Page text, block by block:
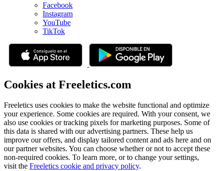
Facebook
Instagram
YouTube
TikTok
Cookies at Freeletics.com
Freeletics uses cookies to make the website functional and optimize
your experience. Some cookies are required. With your consent, we
also use cookies or tracking pixels for marketing purposes. Some of
this data is shared with our advertising partners. These help us
improve our offers, and display tailored content and ads here and on
our partner websites. You can choose whether or not to accept these
non-required cookies. To learn more, or to change your settings,
visit the Freeletics cookie and privacy policy.